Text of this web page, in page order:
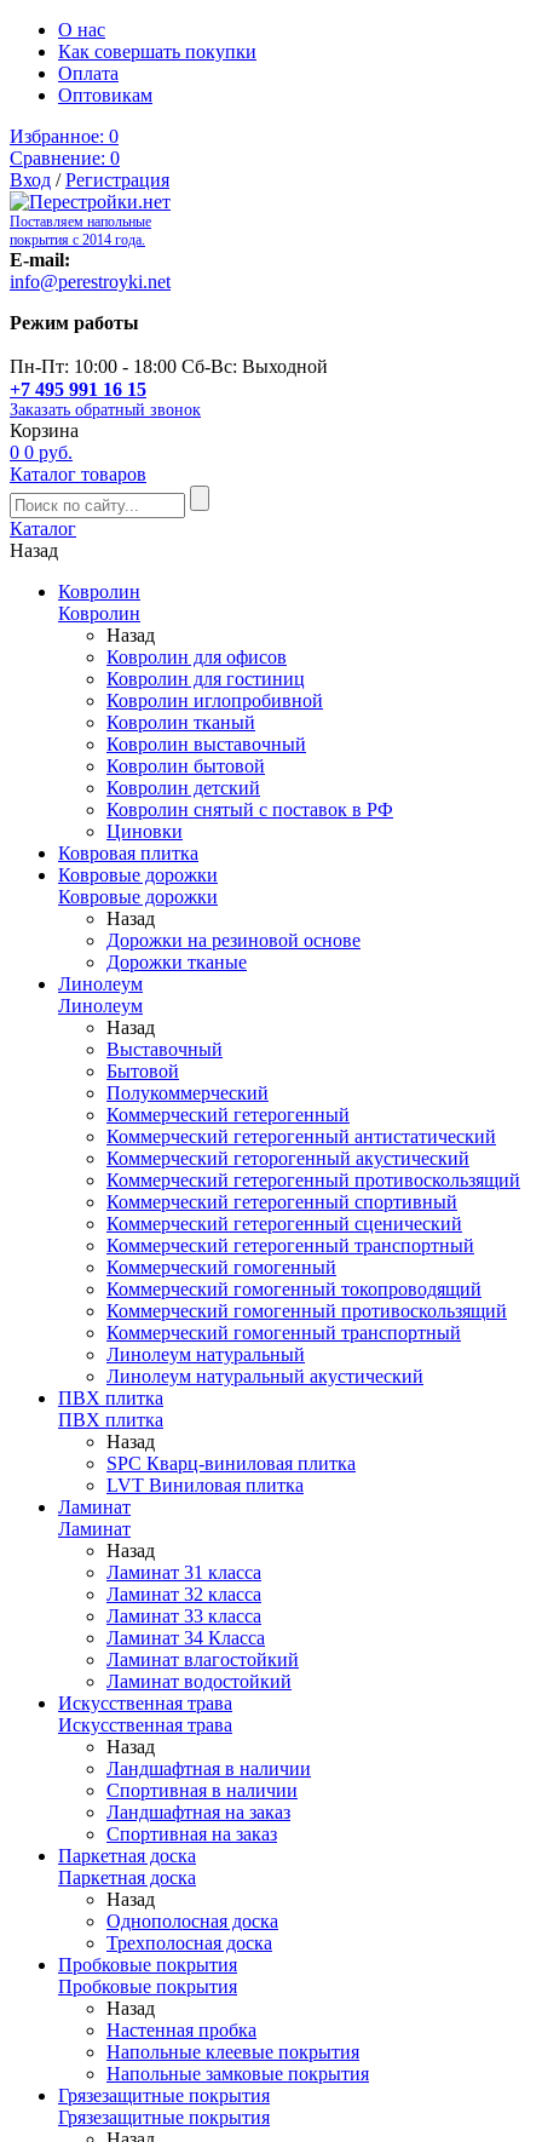
О нас
Как совершать покупки
Оплата
Оптовикам
Избранное: 0
Сравнение: 0
Вход /Регистрация
Поставляем напольные
покрытия с 2014 года.
E-mail:
info@perestroyki.net
Режим работы
Пн-Пт: 10:00 - 18:00 Сб-Вс: Выходной
+7 495 991 16 15
Заказать обратный звонок
Корзина
0 0 руб.
Каталог товаров
Каталог
Назад
Ковролин
Ковролин
Назад
Ковролин для офисов
Ковролин для гостиниц
Ковролин иглопробивной
Ковролин тканый
Ковролин выставочный
Ковролин бытовой
Ковролин детский
Ковролин снятый с поставок в РФ
Циновки
Ковровая плитка
Ковровые дорожки
Ковровые дорожки
Назад
Дорожки на резиновой основе
Дорожки тканые
Линолеум
Линолеум
Назад
Выставочный
Бытовой
Полукоммерческий
Коммерческий гетерогенный
Коммерческий гетерогенный антистатический
Коммерческий геторогенный акустический
Коммерческий гетерогенный противоскользящий
Коммерческий гетерогенный спортивный
Коммерческий гетерогенный сценический
Коммерческий гетерогенный транспортный
Коммерческий гомогенный
Коммерческий гомогенный токопроводящий
Коммерческий гомогенный противоскользящий
Коммерческий гомогенный транспортный
Линолеум натуральный
Линолеум натуральный акустический
ПВХ плитка
ПВХ плитка
Назад
SPC Кварц-виниловая плитка
LVT Виниловая плитка
Ламинат
Ламинат
Назад
Ламинат 31 класса
Ламинат 32 класса
Ламинат 33 класса
Ламинат 34 Класса
Ламинат влагостойкий
Ламинат водостойкий
Искусственная трава
Искусственная трава
Назад
Ландшафтная в наличии
Спортивная в наличии
Ландшафтная на заказ
Спортивная на заказ
Паркетная доска
Паркетная доска
Назад
Однополосная доска
Трехполосная доска
Пробковые покрытия
Пробковые покрытия
Назад
Настенная пробка
Напольные клеевые покрытия
Напольные замковые покрытия
Грязезащитные покрытия
Грязезащитные покрытия